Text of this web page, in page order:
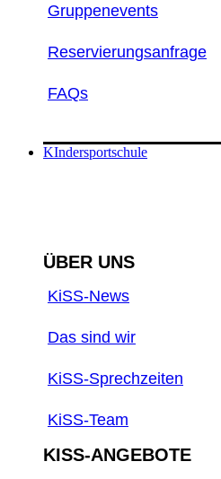
Gruppenevents
Reservierungsanfrage
FAQs
KIndersportschule
ÜBER UNS
KiSS-News
Das sind wir
KiSS-Sprechzeiten
KiSS-Team
KISS-ANGEBOTE